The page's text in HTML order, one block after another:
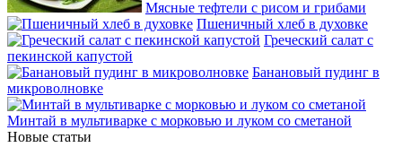
Мясные тефтели с рисом и грибами
Пшеничный хлеб в духовке
Греческий салат с
пекинской капустой
Банановый пудинг в
микроволновке
Минтай в мультиварке с морковью и луком со сметаной
Новые статьи